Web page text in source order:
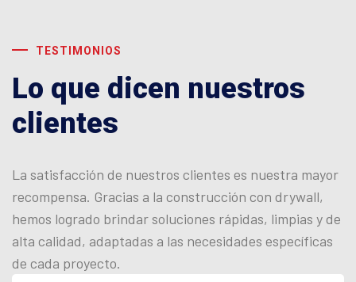
TESTIMONIOS
Lo que dicen nuestros
clientes
La satisfacción de nuestros clientes es nuestra mayor
recompensa. Gracias a la construcción con drywall,
hemos logrado brindar soluciones rápidas, limpias y de
alta calidad, adaptadas a las necesidades específicas
de cada proyecto.